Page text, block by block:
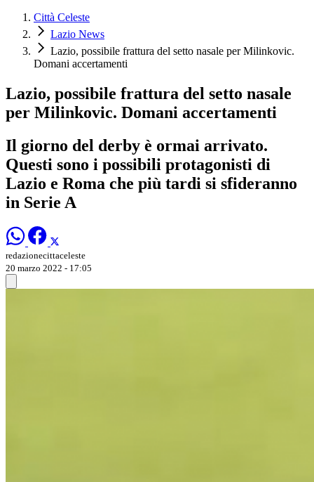
Città Celeste
Lazio News
Lazio, possibile frattura del setto nasale per Milinkovic.
Domani accertamenti
Lazio, possibile frattura del setto nasale
per Milinkovic. Domani accertamenti
Il giorno del derby è ormai arrivato.
Questi sono i possibili protagonisti di
Lazio e Roma che più tardi si sfideranno
in Serie A
redazionecittaceleste
20 marzo 2022 - 17:05